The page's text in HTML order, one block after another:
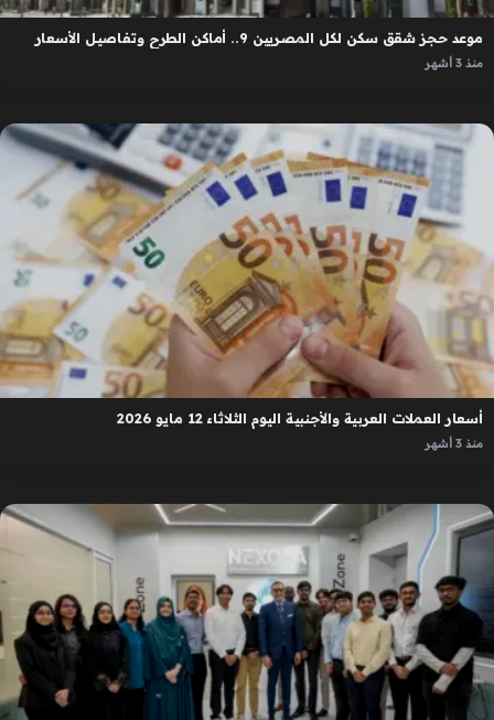
موعد حجز شقق سكن لكل المصريين 9.. أماكن الطرح وتفاصيل الأسعار
منذ 3 أشهر
أسعار العملات العربية والأجنبية اليوم الثلاثاء 12 مايو 2026
منذ 3 أشهر